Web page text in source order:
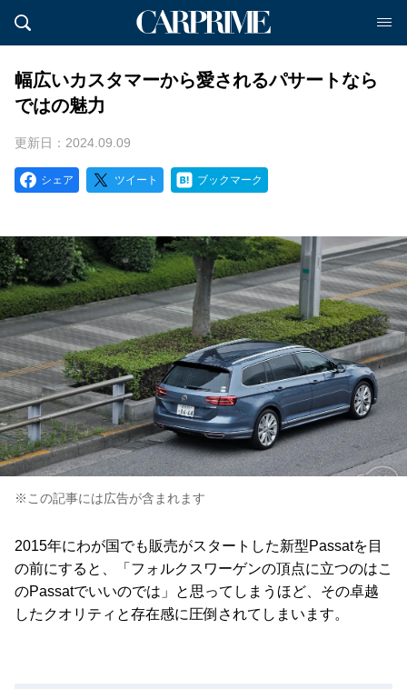
幅広いカスタマーから愛されるパサートなら
ではの魅力
更新日：2024.09.09
シェア ツイート ブックマーク
※この記事には広告が含まれます
2015年にわが国でも販売がスタートした新型Passatを目
の前にすると、「フォルクスワーゲンの頂点に立つのはこ
のPassatでいいのでは」と思ってしまうほど、その卓越
したクオリティと存在感に圧倒されてしまいます。